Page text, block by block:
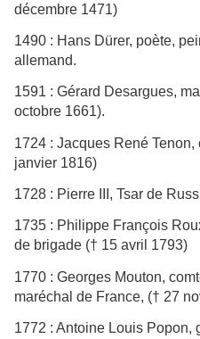
décembre 1471)
1490 : Hans Dürer, poète,
allemand.
1591 : Gérard Desargues,
octobre 1661).
1724 : Jacques René
janvier 1816)
1728 : Pierre III, Tsar de
1735 : Philippe François
de brigade († 15 avril 1793)
1770 : Georges Mouton,
maréchal de France, († 27
1772 : Antoine Louis Popon,